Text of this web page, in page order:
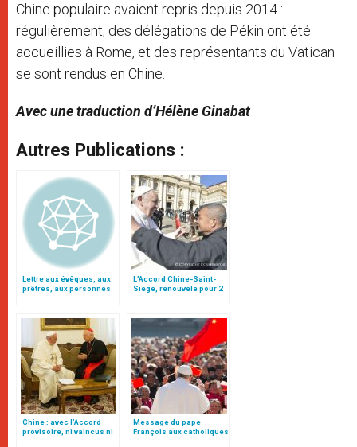
Chine populaire avaient repris depuis 2014 :
régulièrement, des délégations de Pékin ont été
accueillies à Rome, et des représentants du Vatican
se sont rendus en Chine.
Avec une traduction d’Hélène Ginabat
Autres Publications :
Lettre aux évêques, aux
prêtres, aux personnes
catholique en Chine
L’Accord Chine-Saint-
Siège, renouvelé pour 2
Chine : avec l’Accord
provisoire, ni vaincus ni
Message du pape
François aux catholiques